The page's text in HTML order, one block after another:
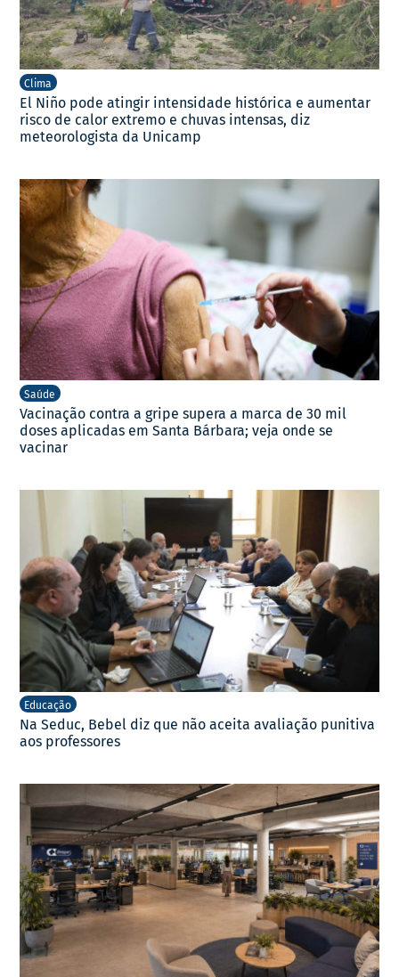
Clima
El Niño pode atingir intensidade histórica e aumentar
risco de calor extremo e chuvas intensas, diz
meteorologista da Unicamp
Saúde
Vacinação contra a gripe supera a marca de 30 mil
doses aplicadas em Santa Bárbara; veja onde se
vacinar
Educação
Na Seduc, Bebel diz que não aceita avaliação punitiva
aos professores